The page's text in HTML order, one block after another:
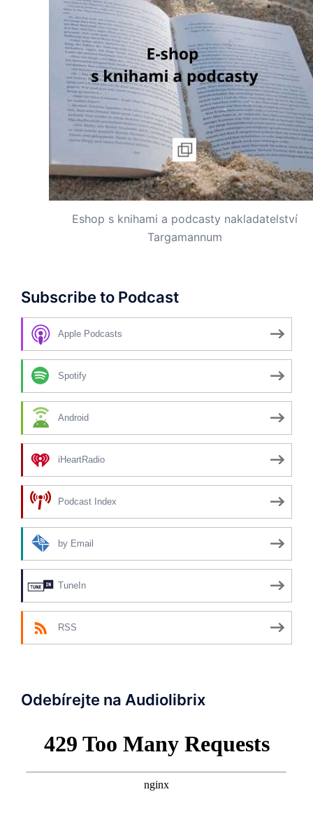
Eshop s knihami a podcasty nakladatelství
Targamannum
Subscribe to Podcast
Apple Podcasts
Spotify
Android
iHeartRadio
Podcast Index
by Email
TuneIn
RSS
Odebírejte na Audiolibrix